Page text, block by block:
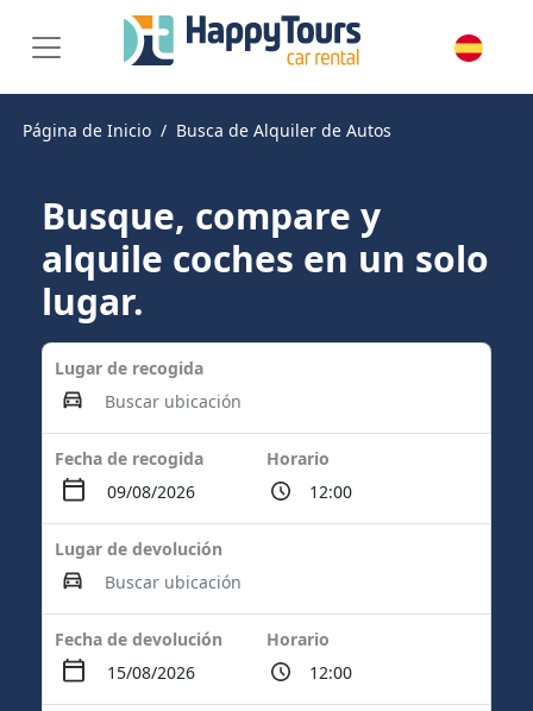
Página de Inicio Busca de Alquiler de Autos
Busque, compare y
alquile coches en un solo
lugar.
Lugar de recogida
Fecha de recogida Horario
Lugar de devolución
Fecha de devolución Horario